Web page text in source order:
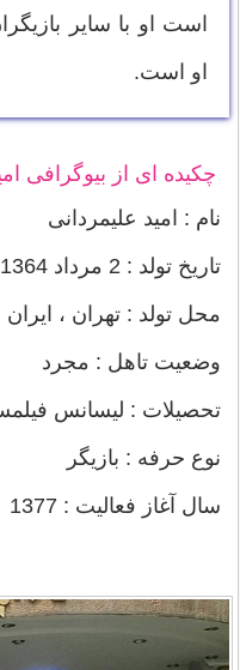
است او با سایر
او است.
چکیده ای از بیوگرافی
نام : امید علیمردانی
تاریخ تولد : 2 مرداد 1364
محل تولد : تهران ، ایران
وضعیت تاهل : مجرد
تحصیلات : لیسانس
نوع حرفه : بازیگر
سال آغاز فعالیت : 1377